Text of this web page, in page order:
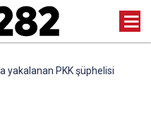
yakalanan PKK şüphelisi